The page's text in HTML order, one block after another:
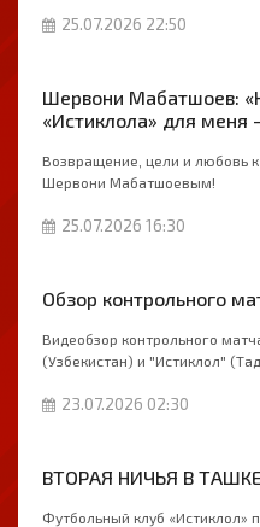
25.07.2026 22:50
Шервони Мабатшоев:
«Истиклола» для меня
Возвращение, цели и любовь
Шервони Мабатшоевым!
25.07.2026 16:30
Обзор контрольного
Видеобзор контрольного
(Узбекистан) и "Истиклол"
23.07.2026 02:30
ВТОРАЯ НИЧЬЯ В
Футбольный клуб «Истиклол»